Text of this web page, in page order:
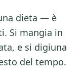
dieta — è
Si mangia in
e si digiuna
del tempo.